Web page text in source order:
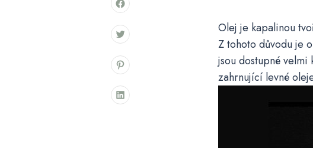
Olej je kapalinou
Z tohoto důvodu je
jsou dostupné
zahrnující levné